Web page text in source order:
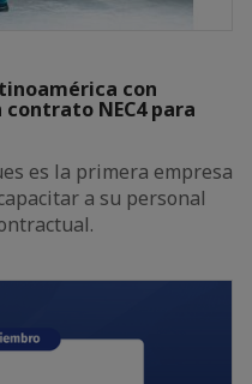
con
NEC4 para
es la primera empresa
a su personal